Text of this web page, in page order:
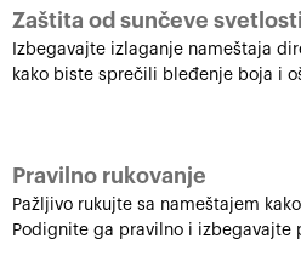
Zaštita od sunčeve svetlosti
Izbegavajte izlaganje nameštaja
kako biste sprečili bleđenje boja i
Pravilno rukovanje
Pažljivo rukujte sa nameštajem
Podignite ga pravilno i izbegavajte